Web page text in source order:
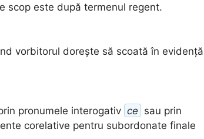
scop este după termenul regent.
vorbitorul dorește să scoată în evidență
pronumele interogativ ce sau prin
corelative pentru subordonate finale